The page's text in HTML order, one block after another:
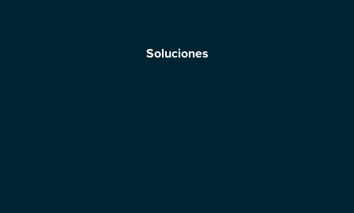
Soluciones